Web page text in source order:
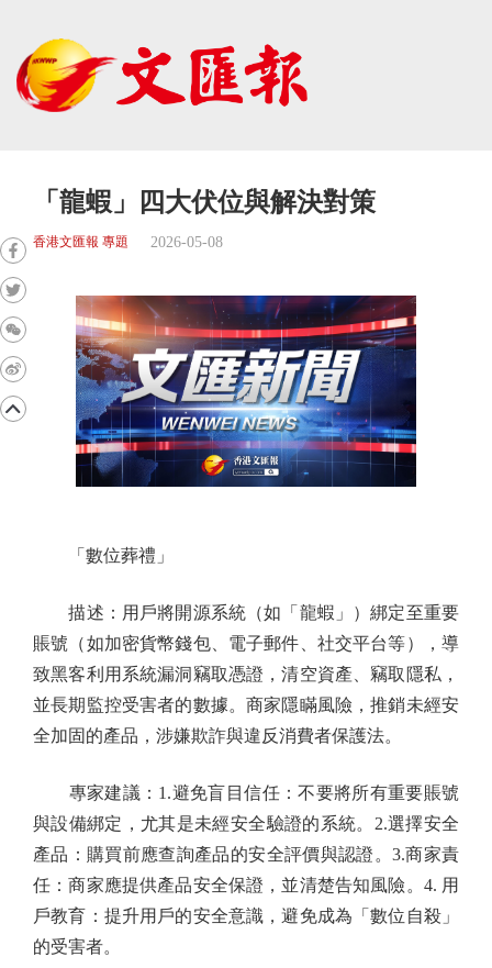
「龍蝦」四大伏位與解決對策
香港文匯報 專題 2026-05-08
「數位葬禮」
描述：用戶將開源系統（如「龍蝦」）綁定至重要
賬號（如加密貨幣錢包、電子郵件、社交平台等），導
致黑客利用系統漏洞竊取憑證，清空資產、竊取隱私，
並長期監控受害者的數據。商家隱瞞風險，推銷未經安
全加固的產品，涉嫌欺詐與違反消費者保護法。
專家建議：1.避免盲目信任：不要將所有重要賬號
與設備綁定，尤其是未經安全驗證的系統。2.選擇安全
產品：購買前應查詢產品的安全評價與認證。3.商家責
任：商家應提供產品安全保證，並清楚告知風險。4. 用
戶教育：提升用戶的安全意識，避免成為「數位自殺」
的受害者。